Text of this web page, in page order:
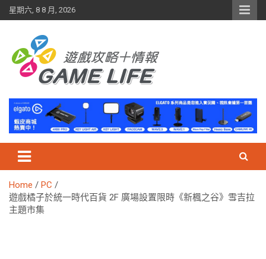
Skip
to
星期六, 8 8 月, 2026
Home
PC
遊戲橘子於統一時代百貨 2F 廣場設置限時《新楓之谷》雪吉拉
主題市集